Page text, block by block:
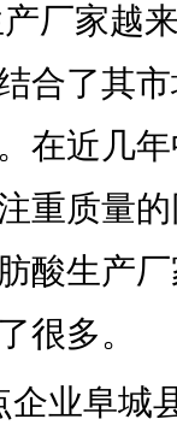
厂家越
合了其
在近几
重质量
酸生产
很多。
业阜城